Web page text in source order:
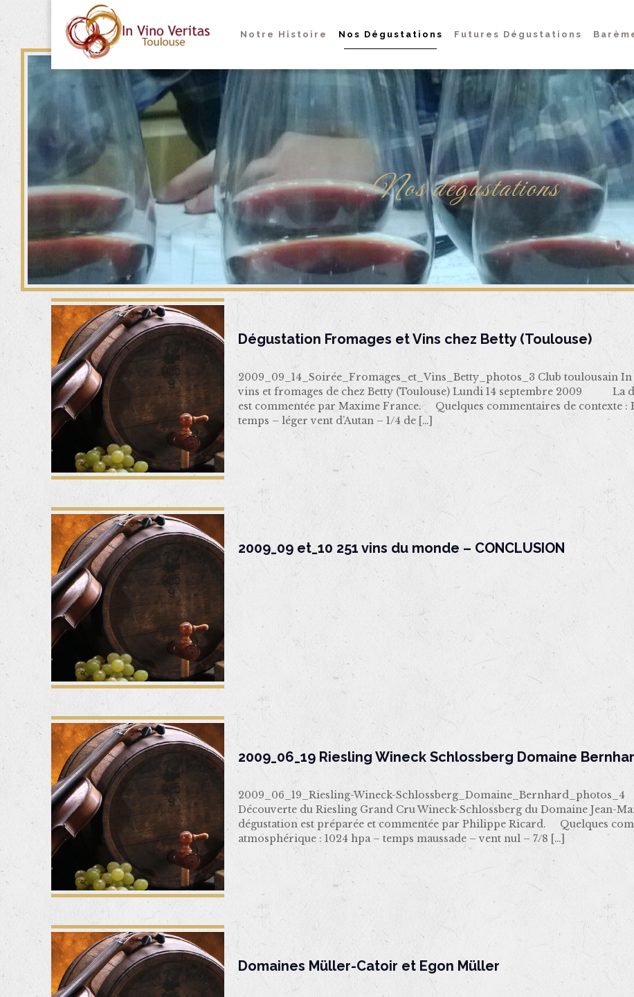
Notre Histoire Nos Dégustations Futures Dégustations
Nos dégustations
Dégustation Fromages et Vins chez Betty (Toulouse)
2009_09_14_Soirée_Fromages_et_Vins_Betty_photos_3 Club toulousain
vins et fromages de chez Betty (Toulouse) Lundi 14 septembre 2009 La
est commentée par Maxime France. Quelques commentaires de contexte :
temps – léger vent d’Autan – 1/4 de […]
2009_09 et_10 251 vins du monde – CONCLUSION
2009_06_19 Riesling Wineck Schlossberg Domaine
2009_06_19_Riesling-Wineck-Schlossberg_Domaine_Bernhard_photos_4
Découverte du Riesling Grand Cru Wineck-Schlossberg du Domaine Jean-
dégustation est préparée et commentée par Philippe Ricard. Quelques
atmosphérique : 1024 hpa – temps maussade – vent nul – 7/8 […]
Domaines Müller-Catoir et Egon Müller